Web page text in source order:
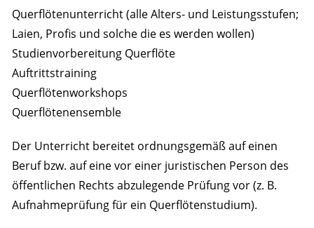
Querflötenunterricht (alle Alters- und Leistungsstufen;
Laien, Profis und solche die es werden wollen)
Studienvorbereitung Querflöte
Auftrittstraining
Querflötenworkshops
Querflötenensemble
Der Unterricht bereitet ordnungsgemäß auf einen
Beruf bzw. auf eine vor einer juristischen Person des
öffentlichen Rechts abzulegende Prüfung vor (z. B.
Aufnahmeprüfung für ein Querflötenstudium).